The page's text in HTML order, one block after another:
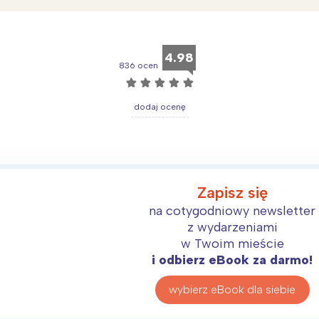
836 ocen 4.98
☆ ☆ ☆ ☆ ☆
dodaj ocenę
Zapisz się
na cotygodniowy newsletter
z wydarzeniami
w Twoim mieście
i odbierz eBook za darmo!
wybierz eBook dla siebie
mnie wydarzenia z tego
Śląsk
Kraków